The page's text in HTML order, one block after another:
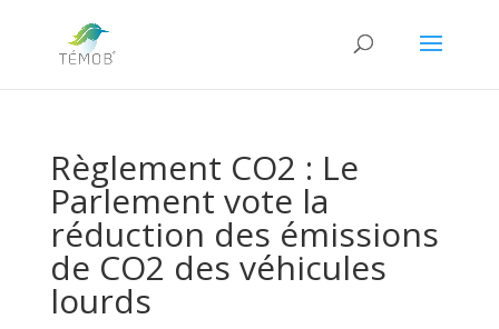
Règlement CO2 : Le
Parlement vote la
réduction des émissions
de CO2 des véhicules
lourds